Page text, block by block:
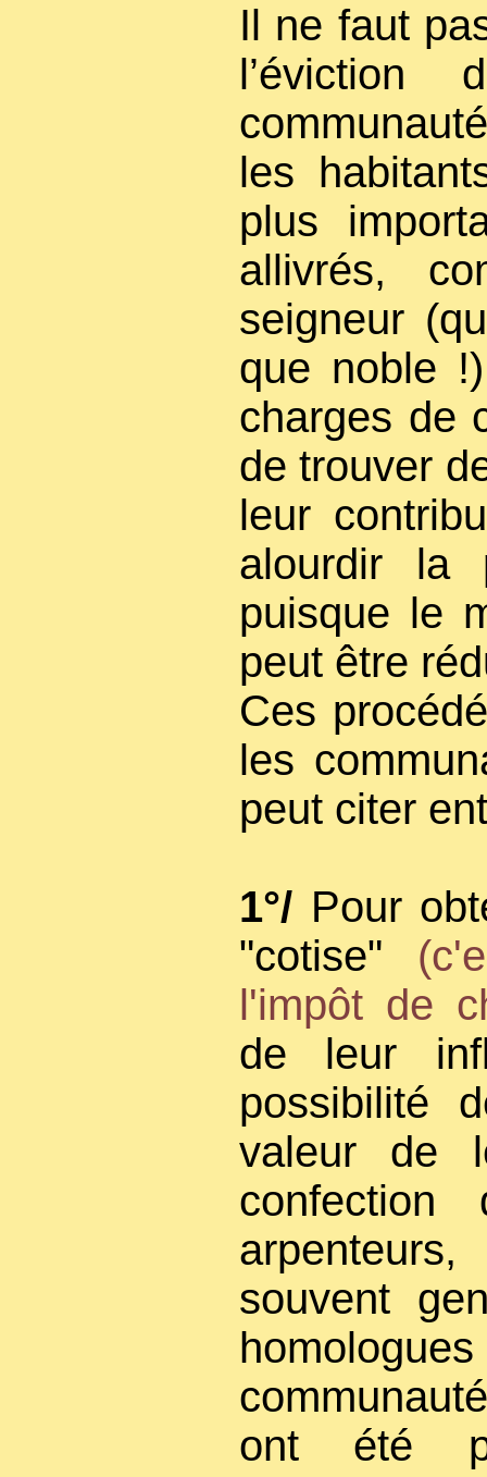
Il ne faut
les
plus
allivrés,
seigneur
que noble
charges de
de trouver
leur
alourdir la
puisque le
peut être
Ces
les
peut citer
1°/ Pour
"cotise"
l'impôt de
de leur
possibilité
valeur de
souvent
ont été